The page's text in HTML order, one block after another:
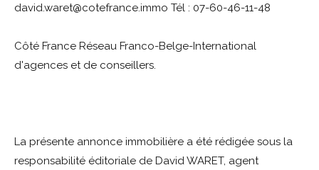
david.waret@cotefrance.immo Tél : 07-60-46-11-48
Côté France Réseau Franco-Belge-International
d'agences et de conseillers.
La présente annonce immobilière a été rédigée sous la
responsabilité éditoriale de David WARET, agent